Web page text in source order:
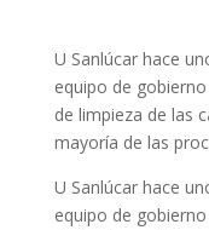
U Sanlúcar hace
equipo de
de limpieza de las
mayoría de las
U Sanlúcar hace
equipo de